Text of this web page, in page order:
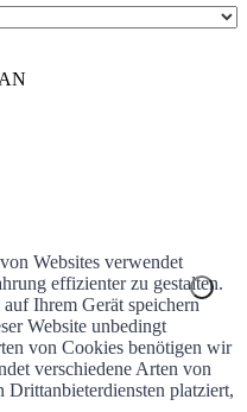
Websites verwendet
effizienter zu gestalten.
Ihrem Gerät speichern
Website unbedingt
von Cookies benötigen wir
verschiedene Arten von
platziert,